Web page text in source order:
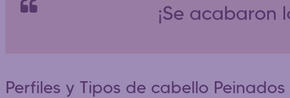
¡Se acabaron
Perfiles y Tipos de cabello Peinados